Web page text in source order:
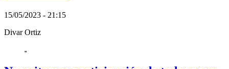
15/05/2023 - 21:15
Divar Ortiz